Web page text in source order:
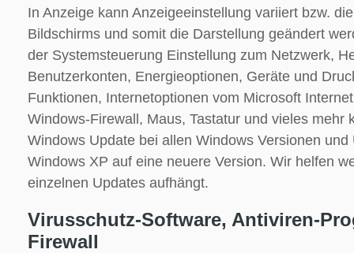
In Anzeige kann Anzeigeeinstellung variiert bzw.
Bildschirms und somit die Darstellung geändert
der Systemsteuerung Einstellung zum Netzwerk,
Benutzerkonten, Energieoptionen, Geräte und
Funktionen, Internetoptionen vom Microsoft
Windows-Firewall, Maus, Tastatur und vieles mehr
Windows Update bei allen Windows Versionen und
Windows XP auf eine neuere Version. Wir helfen
einzelnen Updates aufhängt.
Virusschutz-Software, Antiviren-
Firewall